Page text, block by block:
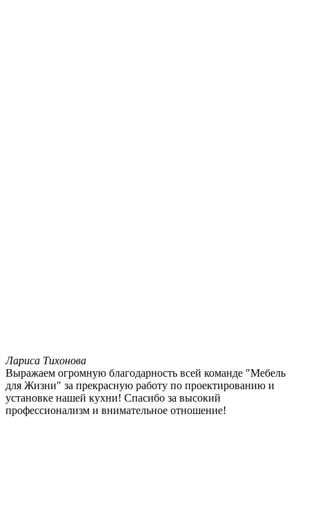
Лариса Тихонова
Выражаем огромную благодарность всей команде "Мебель
для Жизни" за прекрасную работу по проектированию и
установке нашей кухни! Спасибо за высокий
профессионализм и внимательное отношение!